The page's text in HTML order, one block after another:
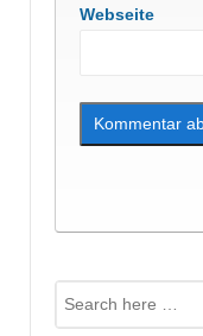
Webseite
Suche
nach: